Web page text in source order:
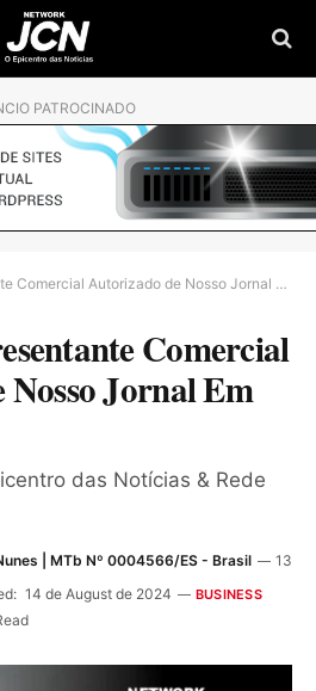
PATROCINADO
Autorizado de Nosso Jornal Em Sua Cidade!
Comercial
Jornal Em
das Notícias & Rede
| MTb Nº 0004566/ES - Brasil
13
14 de August de 2024 BUSINESS